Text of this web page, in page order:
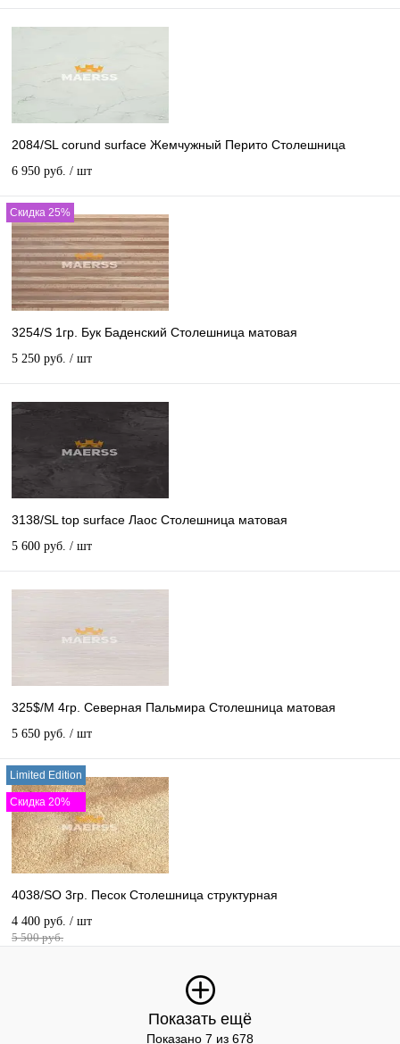
2084/SL corund surface Жемчужный Перито Столешница
6 950 руб. / шт
Скидка 25%
3254/S 1гр. Бук Баденский Столешница матовая
5 250 руб. / шт
3138/SL top surface Лаос Столешница матовая
5 600 руб. / шт
325$/М 4гр. Северная Пальмира Столешница матовая
5 650 руб. / шт
Limited Edition
Скидка 20%
4038/SO 3гр. Песок Столешница структурная
4 400 руб. / шт
5 500 руб.
Показать ещё
Показано 7 из 678